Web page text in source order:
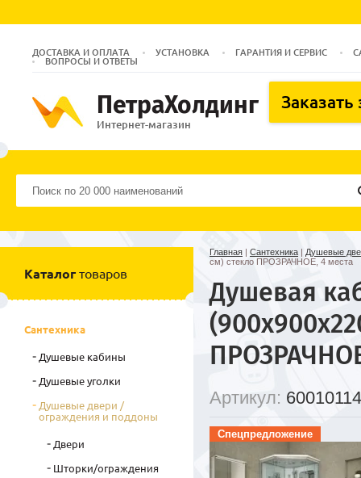
ДОСТАВКА И ОПЛАТА УСТАНОВКА ГАРАНТИЯ И СЕРВИС
ВОПРОСЫ И ОТВЕТЫ
ПетраХолдинг
Интернет-магазин
Заказать
Главная | Сантехника | Душевые
см) стекло ПРОЗРАЧНОЕ, 4 места
Душевая
Артикул:
Спецпредложение
Каталог товаров
Сантехника
Душевые кабины
Душевые уголки
Душевые двери /
ограждения и поддоны
Двери
Шторки/ограждения